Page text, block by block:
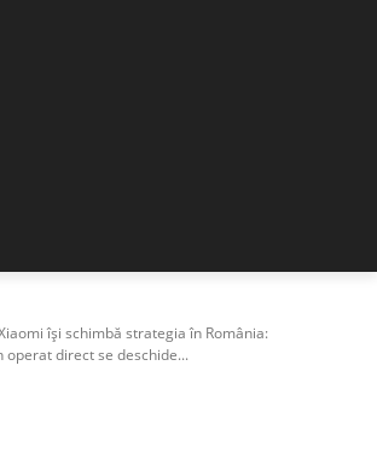
își schimbă strategia în România:
operat direct se deschide...